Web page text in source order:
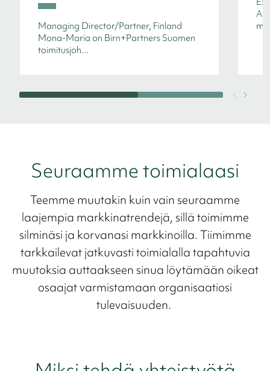
Managing Director/Partner, Finland
Mona-Maria on Birn+Partners Suomen
toimitusjoh...
Seuraamme toimialaasi
Teemme muutakin kuin vain seuraamme
laajempia markkinatrendejä, sillä toimimme
silminäsi ja korvanasi markkinoilla. Tiimimme
tarkkailevat jatkuvasti toimialalla tapahtuvia
muutoksia auttaakseen sinua löytämään oikeat
osaajat varmistamaan organisaatiosi
tulevaisuuden.